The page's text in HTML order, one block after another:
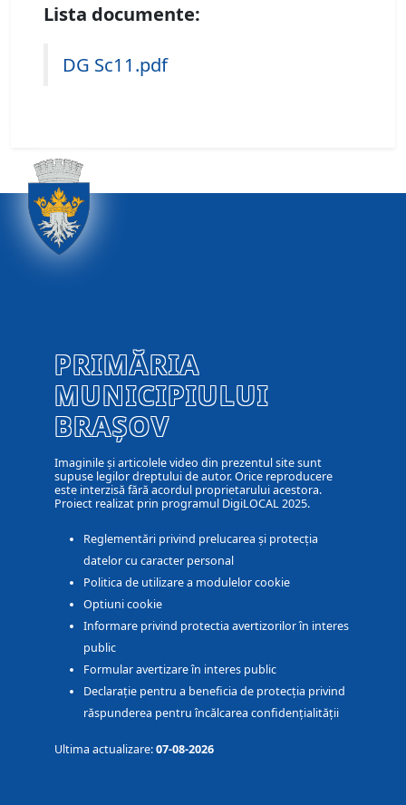
Lista documente:
DG Sc11.pdf
PRIMĂRIA
MUNICIPIULUI
BRAȘOV
Imaginile și articolele video din prezentul site sunt
supuse legilor dreptului de autor. Orice reproducere
este interzisă fără acordul proprietarului acestora.
Proiect realizat prin programul DigiLOCAL 2025.
Reglementări privind prelucarea și protecția
datelor cu caracter personal
Politica de utilizare a modulelor cookie
Optiuni cookie
Informare privind protectia avertizorilor în interes
public
Formular avertizare în interes public
Declarație pentru a beneficia de protecția privind
răspunderea pentru încălcarea confidențialității
Ultima actualizare:07-08-2026